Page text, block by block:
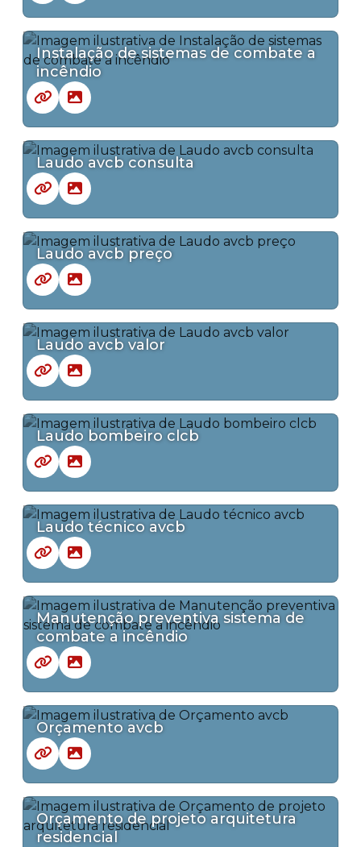
Instalação de sistemas de combate a
incêndio
Laudo avcb consulta
Laudo avcb preço
Laudo avcb valor
Laudo bombeiro clcb
Laudo técnico avcb
Manutenção preventiva sistema de
combate a incêndio
Orçamento avcb
Orçamento de projeto arquitetura
residencial